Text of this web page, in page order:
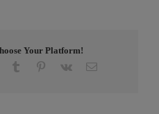
Your Platform!
Tumblr Pinterest
Vk E-